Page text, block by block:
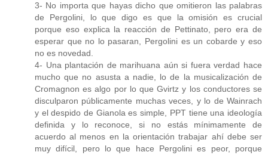
3- No importa que hayas dicho que omitieron las palabras
de Pergolini, lo que digo es que la omisión es crucial
porque eso explica la reacción de Pettinato, pero era de
esperar que no lo pasaran, Pergolini es un cobarde y eso
no es novedad.
4- Una plantación de marihuana aún si fuera verdad hace
mucho que no asusta a nadie, lo de la musicalización de
Cromagnon es algo por lo que Gvirtz y los conductores se
disculparon públicamente muchas veces, y lo de Wainrach
y el despido de Gianola es simple, PPT tiene una ideología
definida y lo reconoce, si no estás mínimamente de
acuerdo al menos en la orientación trabajar ahí debe ser
muy difícil, pero lo que hace Pergolini es peor, porque